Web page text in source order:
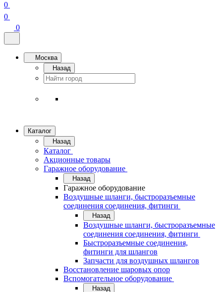
0
0
0
Москва
Назад
Каталог
Назад
Каталог
Акционные товары
Гаражное оборудование
Назад
Гаражное оборудование
Воздушные шланги, быстроразъемные
соединения соединения, фитинги
Назад
Воздушные шланги, быстроразъемные
соединения соединения, фитинги
Быстроразъемные соединения,
фитинги для шлангов
Запчасти для воздушных шлангов
Восстановление шаровых опор
Вспомогательное оборудование
Назад